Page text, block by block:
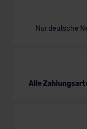
Nur deutsche
Alle